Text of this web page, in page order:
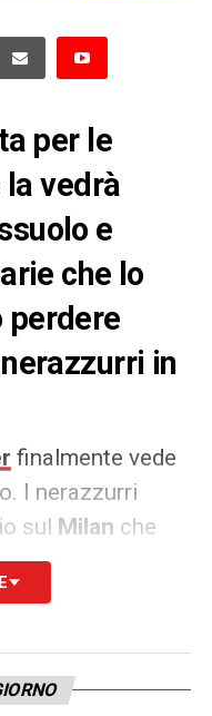
per le
la vedrà
e
che lo
perdere
in
finalmente vede
I nerazzurri
sul
Milan che
partita in meno;
Sassuolo
è da